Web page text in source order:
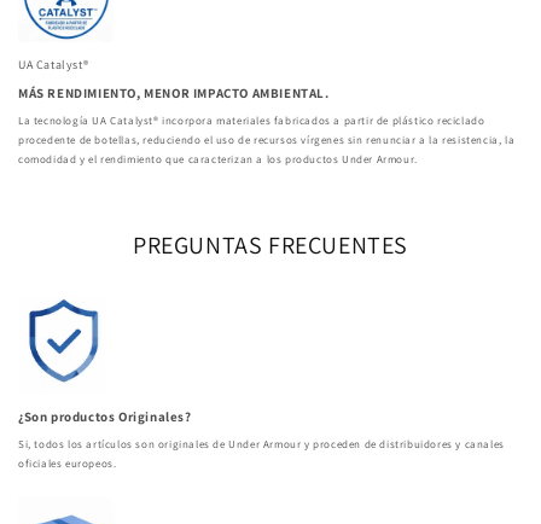
UA Catalyst®
MÁS RENDIMIENTO, MENOR IMPACTO AMBIENTAL.
La tecnología UA Catalyst® incorpora materiales fabricados a partir de plástico reciclado
procedente de botellas, reduciendo el uso de recursos vírgenes sin renunciar a la resistencia, la
comodidad y el rendimiento que caracterizan a los productos Under Armour.
PREGUNTAS FRECUENTES
¿Son productos Originales?
Si, todos los artículos son originales de Under Armour y proceden de distribuidores y canales
oficiales europeos.